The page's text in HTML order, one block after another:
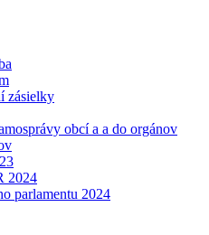
zásielky
obcí a a do orgánov
2024
parlamentu 2024